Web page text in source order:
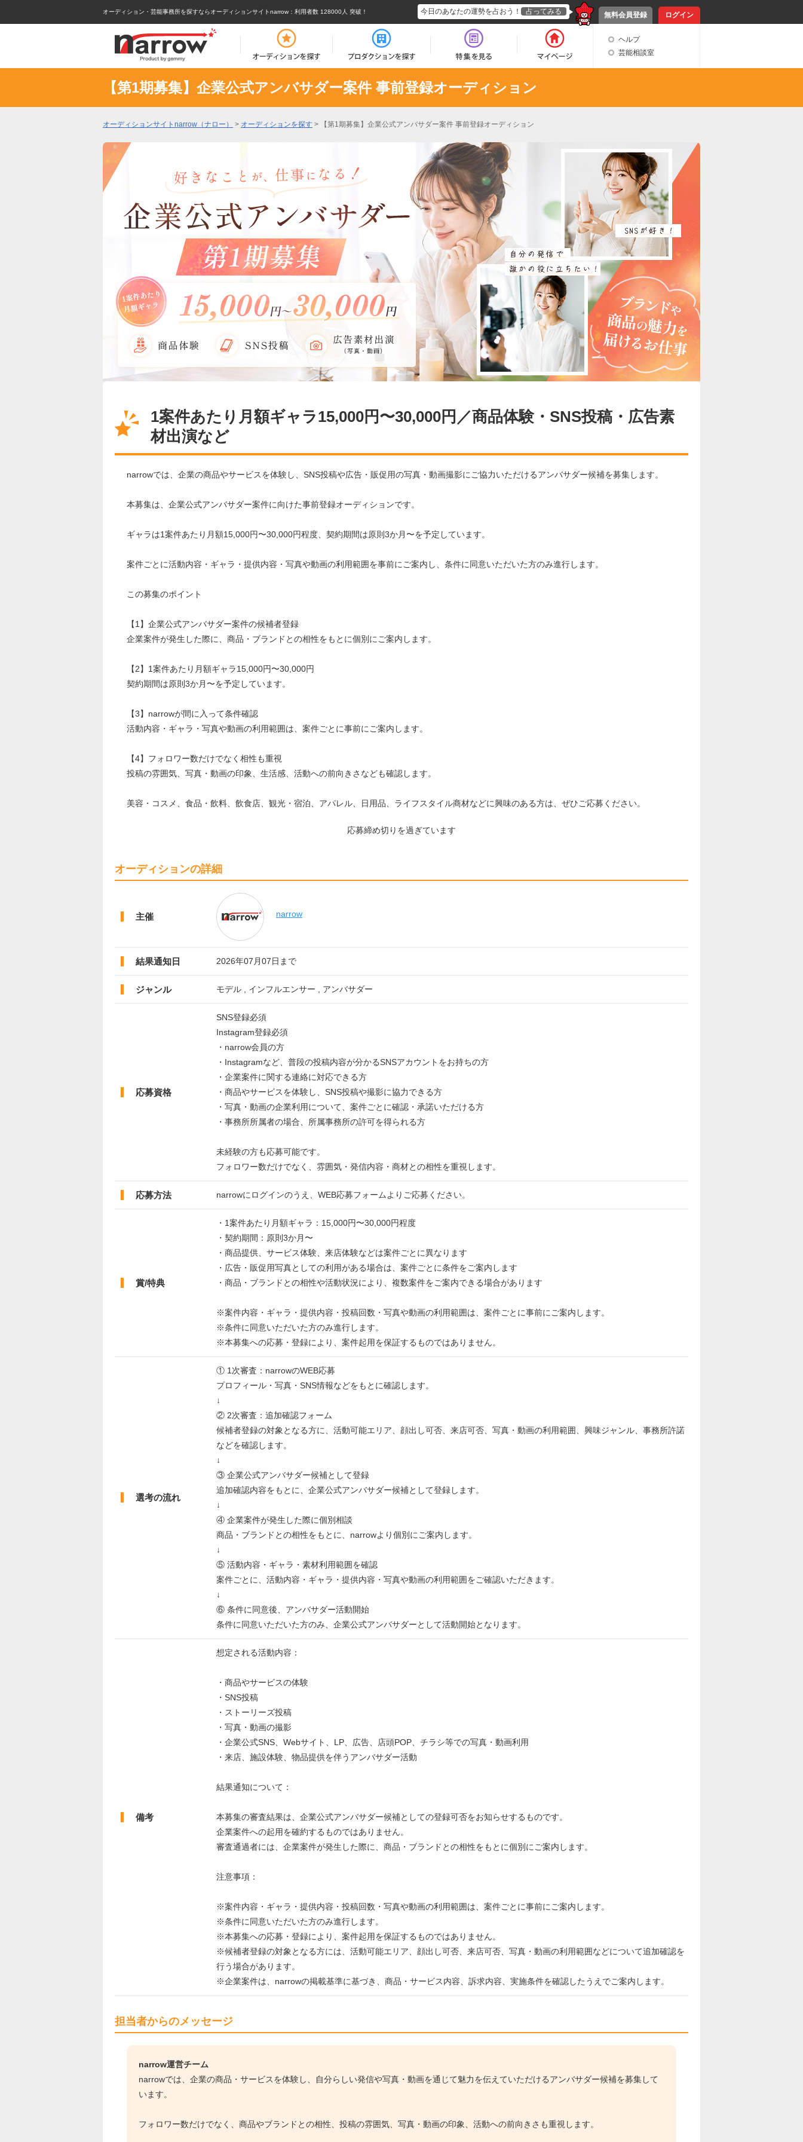
オーディション・芸能事務所を探すならオーディションサイトnarrow ：利用者数 128000人 突破！ 無料会員登録 ログイン
今日のあなたの運勢を占おう！ 占ってみる
ヘルプ
芸能相談室
【第1期募集】企業公式アンバサダー案件 事前登録オーディション
オーディションサイトnarrow（ナロー） > オーディションを探す > 【第1期募集】企業公式アンバサダー案件 事前登録オーディション
1案件あたり月額ギャラ15,000円〜30,000円／商品体験・SNS投稿・広告素
材出演など
narrowでは、企業の商品やサービスを体験し、SNS投稿や広告・販促用の写真・動画撮影にご協力いただけるアンバサダー候補を募集します。
本募集は、企業公式アンバサダー案件に向けた事前登録オーディションです。
ギャラは1案件あたり月額15,000円〜30,000円程度、契約期間は原則3か月〜を予定しています。
案件ごとに活動内容・ギャラ・提供内容・写真や動画の利用範囲を事前にご案内し、条件に同意いただいた方のみ進行します。
この募集のポイント
【1】企業公式アンバサダー案件の候補者登録
企業案件が発生した際に、商品・ブランドとの相性をもとに個別にご案内します。
【2】1案件あたり月額ギャラ15,000円〜30,000円
契約期間は原則3か月〜を予定しています。
【3】narrowが間に入って条件確認
活動内容・ギャラ・写真や動画の利用範囲は、案件ごとに事前にご案内します。
【4】フォロワー数だけでなく相性も重視
投稿の雰囲気、写真・動画の印象、生活感、活動への前向きさなども確認します。
美容・コスメ、食品・飲料、飲食店、観光・宿泊、アパレル、日用品、ライフスタイル商材などに興味のある方は、ぜひご応募ください。
応募締め切りを過ぎています
オーディションの詳細
主催 narrow
結果通知日 2026年07月07日まで
ジャンル モデル , インフルエンサー , アンバサダー
応募資格
SNS登録必須
Instagram登録必須
・narrow会員の方
・Instagramなど、普段の投稿内容が分かるSNSアカウントをお持ちの方
・企業案件に関する連絡に対応できる方
・商品やサービスを体験し、SNS投稿や撮影に協力できる方
・写真・動画の企業利用について、案件ごとに確認・承諾いただける方
・事務所所属者の場合、所属事務所の許可を得られる方
未経験の方も応募可能です。
フォロワー数だけでなく、雰囲気・発信内容・商材との相性を重視します。
応募方法 narrowにログインのうえ、WEB応募フォームよりご応募ください。
賞/特典
・1案件あたり月額ギャラ：15,000円〜30,000円程度
・契約期間：原則3か月〜
・商品提供、サービス体験、来店体験などは案件ごとに異なります
・広告・販促用写真としての利用がある場合は、案件ごとに条件をご案内します
・商品・ブランドとの相性や活動状況により、複数案件をご案内できる場合があります
※案件内容・ギャラ・提供内容・投稿回数・写真や動画の利用範囲は、案件ごとに事前にご案内します。
※条件に同意いただいた方のみ進行します。
※本募集への応募・登録により、案件起用を保証するものではありません。
選考の流れ
① 1次審査：narrowのWEB応募
プロフィール・写真・SNS情報などをもとに確認します。
↓
② 2次審査：追加確認フォーム
候補者登録の対象となる方に、活動可能エリア、顔出し可否、来店可否、写真・動画の利用範囲、興味ジャンル、事務所許諾
などを確認します。
↓
③ 企業公式アンバサダー候補として登録
追加確認内容をもとに、企業公式アンバサダー候補として登録します。
↓
④ 企業案件が発生した際に個別相談
商品・ブランドとの相性をもとに、narrowより個別にご案内します。
↓
⑤ 活動内容・ギャラ・素材利用範囲を確認
案件ごとに、活動内容・ギャラ・提供内容・写真や動画の利用範囲をご確認いただきます。
↓
⑥ 条件に同意後、アンバサダー活動開始
条件に同意いただいた方のみ、企業公式アンバサダーとして活動開始となります。
備考
想定される活動内容：
・商品やサービスの体験
・SNS投稿
・ストーリーズ投稿
・写真・動画の撮影
・企業公式SNS、Webサイト、LP、広告、店頭POP、チラシ等での写真・動画利用
・来店、施設体験、物品提供を伴うアンバサダー活動
結果通知について：
本募集の審査結果は、企業公式アンバサダー候補としての登録可否をお知らせするものです。
企業案件への起用を確約するものではありません。
審査通過者には、企業案件が発生した際に、商品・ブランドとの相性をもとに個別にご案内します。
注意事項：
※案件内容・ギャラ・提供内容・投稿回数・写真や動画の利用範囲は、案件ごとに事前にご案内します。
※条件に同意いただいた方のみ進行します。
※本募集への応募・登録により、案件起用を保証するものではありません。
※候補者登録の対象となる方には、活動可能エリア、顔出し可否、来店可否、写真・動画の利用範囲などについて追加確認を
行う場合があります。
※企業案件は、narrowの掲載基準に基づき、商品・サービス内容、訴求内容、実施条件を確認したうえでご案内します。
担当者からのメッセージ
narrow運営チーム
narrowでは、企業の商品・サービスを体験し、自分らしい発信や写真・動画を通じて魅力を伝えていただけるアンバサダー候補を募集して
います。
フォロワー数だけでなく、商品やブランドとの相性、投稿の雰囲気、写真・動画の印象、活動への前向きさも重視します。